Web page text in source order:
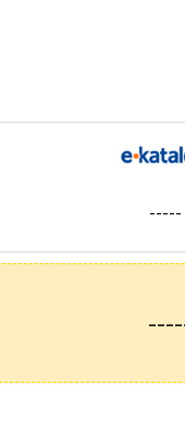
-----